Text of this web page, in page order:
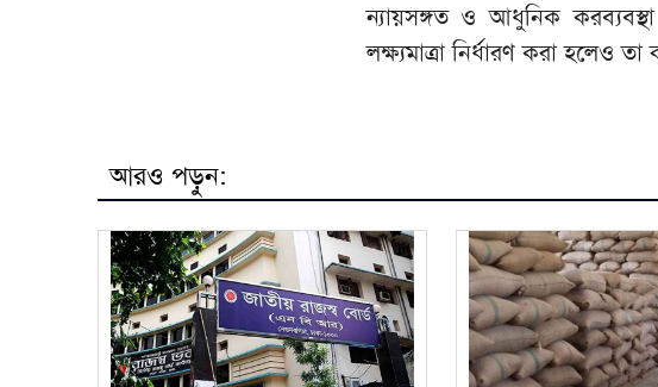
ন্যায়সঙ্গত ও আধুনিক
লক্ষ্যমাত্রা নির্ধারণ করা হলেও
আরও পড়ুন: